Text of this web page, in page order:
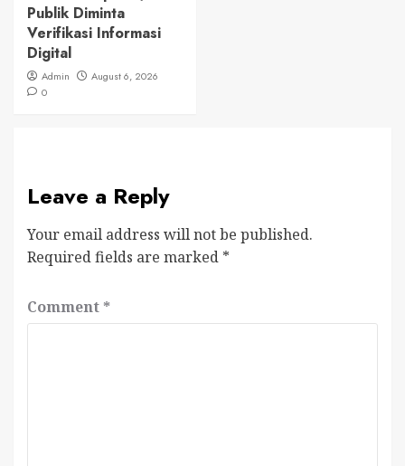
Publik Diminta
Verifikasi Informasi
Digital
Admin
August 6, 2026
0
Leave a Reply
Your email address will not be published.
Required fields are marked *
Comment *